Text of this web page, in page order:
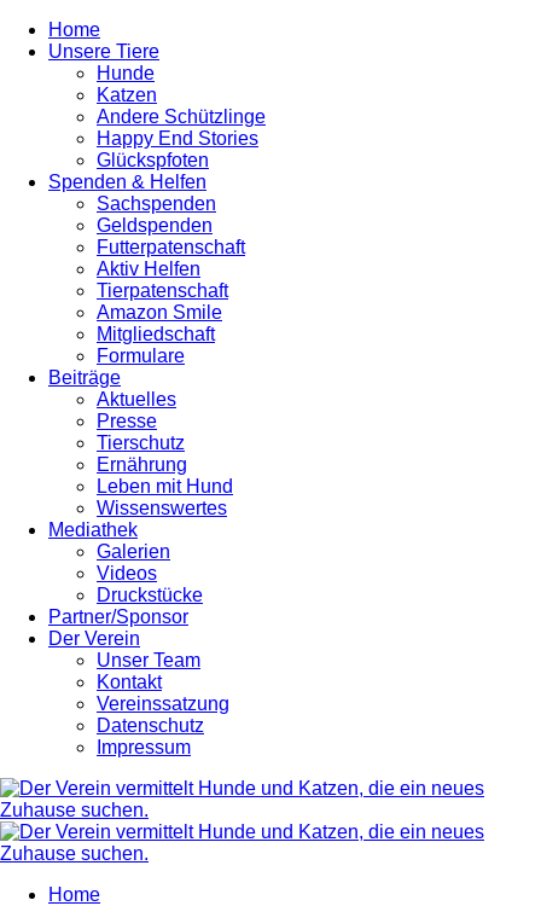
Home
Unsere Tiere
Hunde
Katzen
Andere Schützlinge
Happy End Stories
Glückspfoten
Spenden & Helfen
Sachspenden
Geldspenden
Futterpatenschaft
Aktiv Helfen
Tierpatenschaft
Amazon Smile
Mitgliedschaft
Formulare
Beiträge
Aktuelles
Presse
Tierschutz
Ernährung
Leben mit Hund
Wissenswertes
Mediathek
Galerien
Videos
Druckstücke
Partner/Sponsor
Der Verein
Unser Team
Kontakt
Vereinssatzung
Datenschutz
Impressum
Home